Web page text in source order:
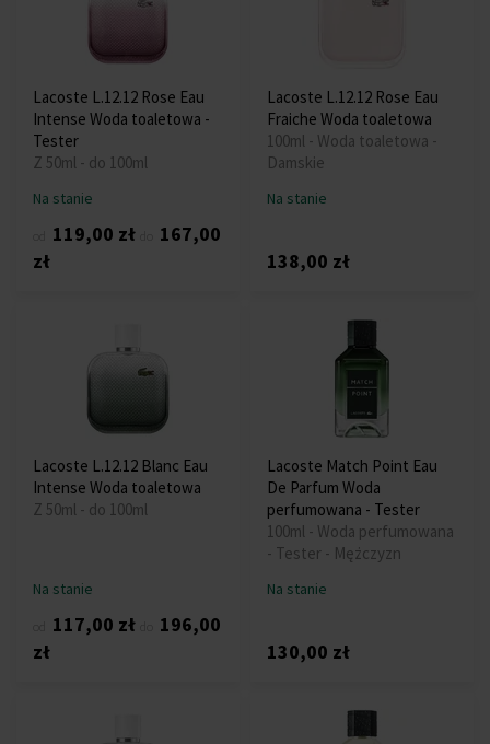
Lacoste L.12.12 Rose Eau
Intense Woda toaletowa -
Tester
Z 50ml - do 100ml
Na stanie
119,00 zł
167,00
zł
Lacoste L.12.12 Rose Eau
Fraiche Woda toaletowa
100ml - Woda toaletowa -
Damskie
Na stanie
138,00 zł
Lacoste L.12.12 Blanc Eau
Intense Woda toaletowa
Z 50ml - do 100ml
Na stanie
117,00 zł
196,00
zł
Lacoste Match Point Eau
De Parfum Woda
perfumowana - Tester
100ml - Woda perfumowana
- Tester - Mężczyzn
Na stanie
130,00 zł